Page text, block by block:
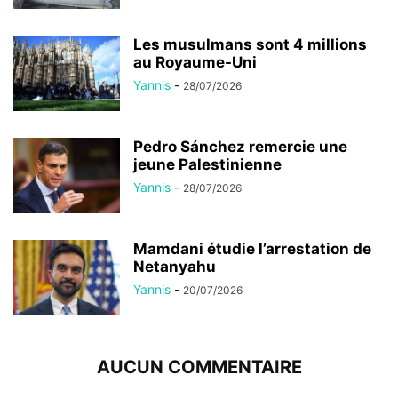
Les musulmans sont 4 millions
au Royaume-Uni
Yannis - 28/07/2026
Pedro Sánchez remercie une
jeune Palestinienne
Yannis - 28/07/2026
Mamdani étudie l’arrestation de
Netanyahu
Yannis - 20/07/2026
AUCUN COMMENTAIRE